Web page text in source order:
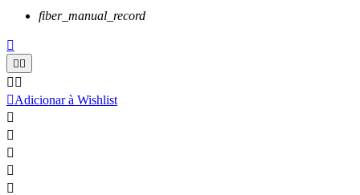
fiber_manual_record


 
Adicionar à Wishlist




